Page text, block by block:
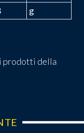
g
prodotti della